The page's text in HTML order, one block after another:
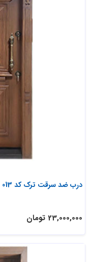
درب ضد سرقت ترک کد 013
23,000,000 تومان